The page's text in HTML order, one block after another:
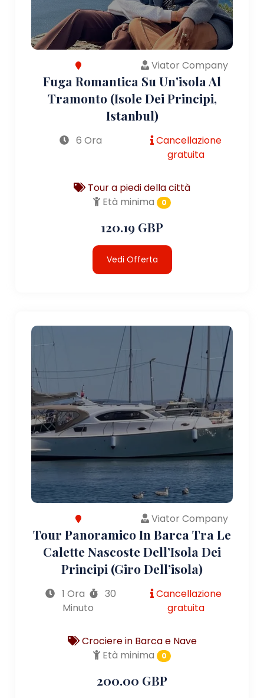
Viator Company
Fuga Romantica Su Un'isola Al
Tramonto (Isole Dei Principi,
Istanbul)
6 Ora
Cancellazione
gratuita
Tour a piedi della città
Età minima
0
120.19 GBP
Vedi Offerta
Viator Company
Tour Panoramico In Barca Tra Le
Calette Nascoste Dell’Isola Dei
Principi (giro Dell’isola)
1 Ora
30
Minuto
Cancellazione
gratuita
Crociere in Barca e Nave
Età minima
0
200.00 GBP